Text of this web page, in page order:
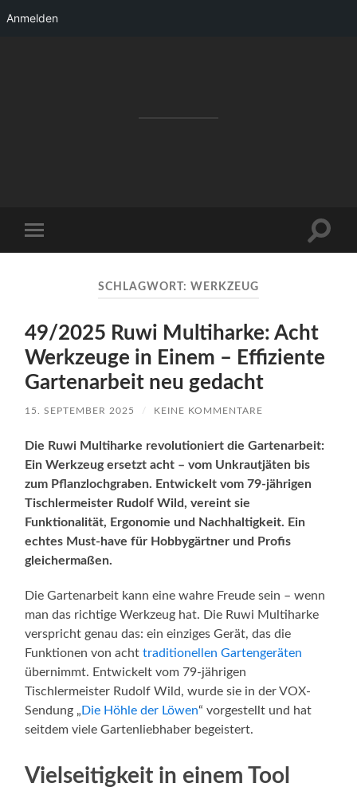
Anmelden
Menü
SCHLAGWORT: WERKZEUG
49/2025 Ruwi Multiharke: Acht
Werkzeuge in Einem – Effiziente
Gartenarbeit neu gedacht
15. SEPTEMBER 2025 / KEINE KOMMENTARE
Die Ruwi Multiharke revolutioniert die Gartenarbeit:
Ein Werkzeug ersetzt acht – vom Unkrautjäten bis
zum Pflanzlochgraben. Entwickelt vom 79-jährigen
Tischlermeister Rudolf Wild, vereint sie
Funktionalität, Ergonomie und Nachhaltigkeit. Ein
echtes Must-have für Hobbygärtner und Profis
gleichermaßen.
Die Gartenarbeit kann eine wahre Freude sein – wenn
man das richtige Werkzeug hat. Die Ruwi Multiharke
verspricht genau das: ein einziges Gerät, das die
Funktionen von achttraditionellen Gartengeräten
übernimmt. Entwickelt vom 79-jährigen
Tischlermeister Rudolf Wild, wurde sie in der VOX-
Sendung „ Die Höhle der Löwen“ vorgestellt und hat
seitdem viele Gartenliebhaber begeistert.
Vielseitigkeit in einem Tool